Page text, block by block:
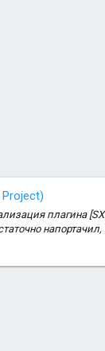
плагина